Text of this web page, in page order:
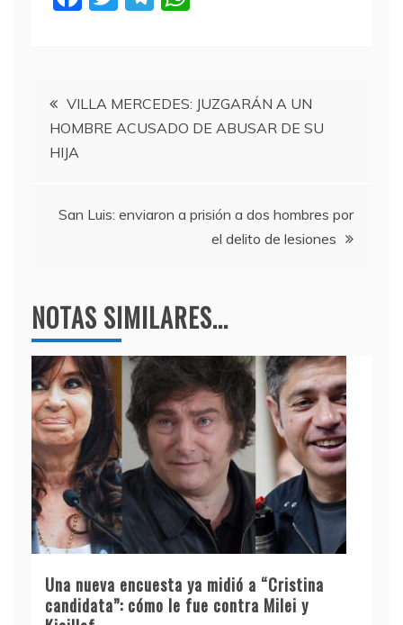
b
o
a
m
A
p
Navegación
de
VILLA MERCEDES: JUZGARÁN A UN
HOMBRE ACUSADO DE ABUSAR DE SU
HIJA
San Luis: enviaron a prisión a dos hombres por
el delito de lesiones
NOTAS SIMILARES...
Una nueva encuesta ya midió a “Cristina
candidata”: cómo le fue contra Milei y